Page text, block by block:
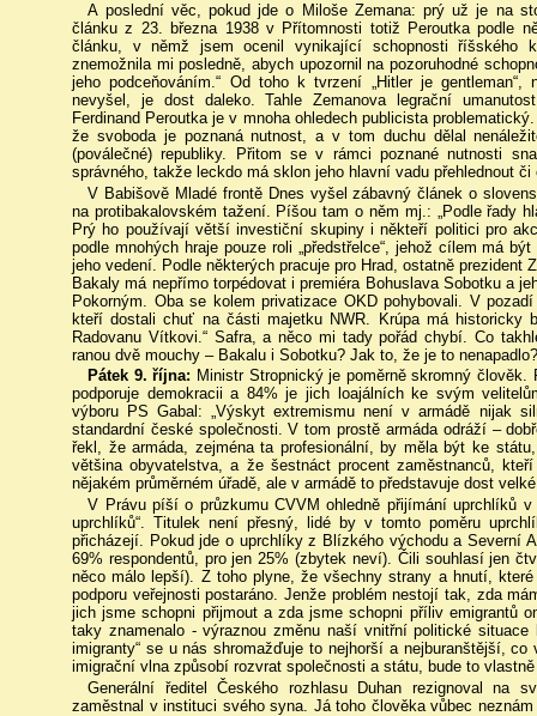
A poslední věc, pokud jde o Miloše Zemana: prý už je na
článku z 23. března 1938 v Přítomnosti totiž Peroutka podle
článku, v němž jsem ocenil vynikající schopnosti říšského
znemožnila mi posledně, abych upozornil na pozoruhodné
jeho podceňováním.“ Od toho k tvrzení „Hitler je
nevyšel, je dost daleko. Tahle Zemanova legrační
Ferdinand Peroutka je v mnoha ohledech publicista
že svoboda je poznaná nutnost, a v tom duchu dělal
(poválečné) republiky. Přitom se v rámci poznané nutnosti
správného, takže leckdo má sklon jeho hlavní vadu přehlednout či
V Babišově Mladé frontě Dnes vyšel zábavný článek o
na protibakalovském tažení. Píšou tam o něm mj.: „Podle řady
Prý ho používají větší investiční skupiny i někteří politici pro
podle mnohých hraje pouze roli „předstřelce“, jehož cílem má
jeho vedení. Podle některých pracuje pro Hrad, ostatně prezident
Bakaly má nepřímo torpédovat i premiéra Bohuslava Sobotku a
Pokorným. Oba se kolem privatizace OKD pohybovali. V
kteří dostali chuť na části majetku NWR. Krúpa má historicky
Radovanu Vítkovi.“ Safra, a něco mi tady pořád chybí. Co
ranou dvě mouchy – Bakalu i Sobotku? Jak to, že je to nenapadlo?
Pátek 9. října: Ministr Stropnický je poměrně skromný
podporuje demokracii a 84% je jich loajálních ke svým
výboru PS Gabal: „Výskyt extremismu není v armádě nijak
standardní české společnosti. V tom prostě armáda odráží –
řekl, že armáda, zejména ta profesionální, by měla být ke
většina obyvatelstva, a že šestnáct procent zaměstnanců,
nějakém průměrném úřadě, ale v armádě to představuje dost
V Právu píší o průzkumu CVVM ohledně přijímání uprchlíků
uprchlíků“. Titulek není přesný, lidé by v tomto poměru
přicházejí. Pokud jde o uprchlíky z Blízkého východu a Severní
69% respondentů, pro jen 25% (zbytek neví). Čili souhlasí jen
něco málo lepší). Z toho plyne, že všechny strany a hnutí,
podporu veřejnosti postaráno. Jenže problém nestojí tak, zda
jich jsme schopni přijmout a zda jsme schopni příliv emigrantů
taky znamenalo - výraznou změnu naší vnitřní politické
imigranty“ se u nás shromažďuje to nejhorší a nejburanštější,
imigrační vlna způsobí rozvrat společnosti a státu, bude to
Generální ředitel Českého rozhlasu Duhan rezignoval na
zaměstnal v instituci svého syna. Já toho člověka vůbec